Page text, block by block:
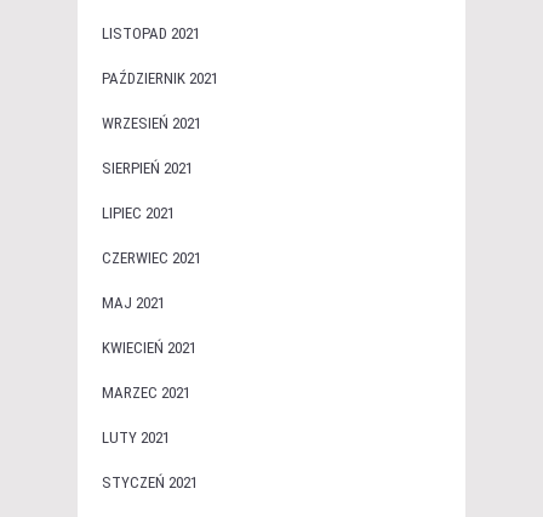
LISTOPAD 2021
PAŹDZIERNIK 2021
WRZESIEŃ 2021
SIERPIEŃ 2021
LIPIEC 2021
CZERWIEC 2021
MAJ 2021
KWIECIEŃ 2021
MARZEC 2021
LUTY 2021
STYCZEŃ 2021